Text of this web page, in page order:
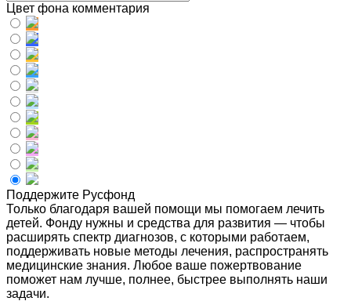
Цвет фона комментария
Поддержите Русфонд
Только благодаря вашей помощи мы помогаем лечить
детей. Фонду нужны и средства для развития — чтобы
расширять спектр диагнозов, с которыми работаем,
поддерживать новые методы лечения, распространять
медицинские знания. Любое ваше пожертвование
поможет нам лучше, полнее, быстрее выполнять наши
задачи.